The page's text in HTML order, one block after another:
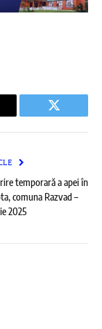
Twitter
temporară a apei în
comuna Razvad –
2025